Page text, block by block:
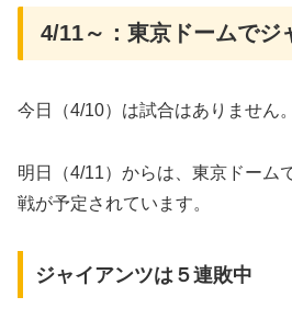
4/11～：東京ドームでジ
今日（4/10）は試合はありません。
明日（4/11）からは、東京ドーム
戦が予定されています。
ジャイアンツは５連敗中